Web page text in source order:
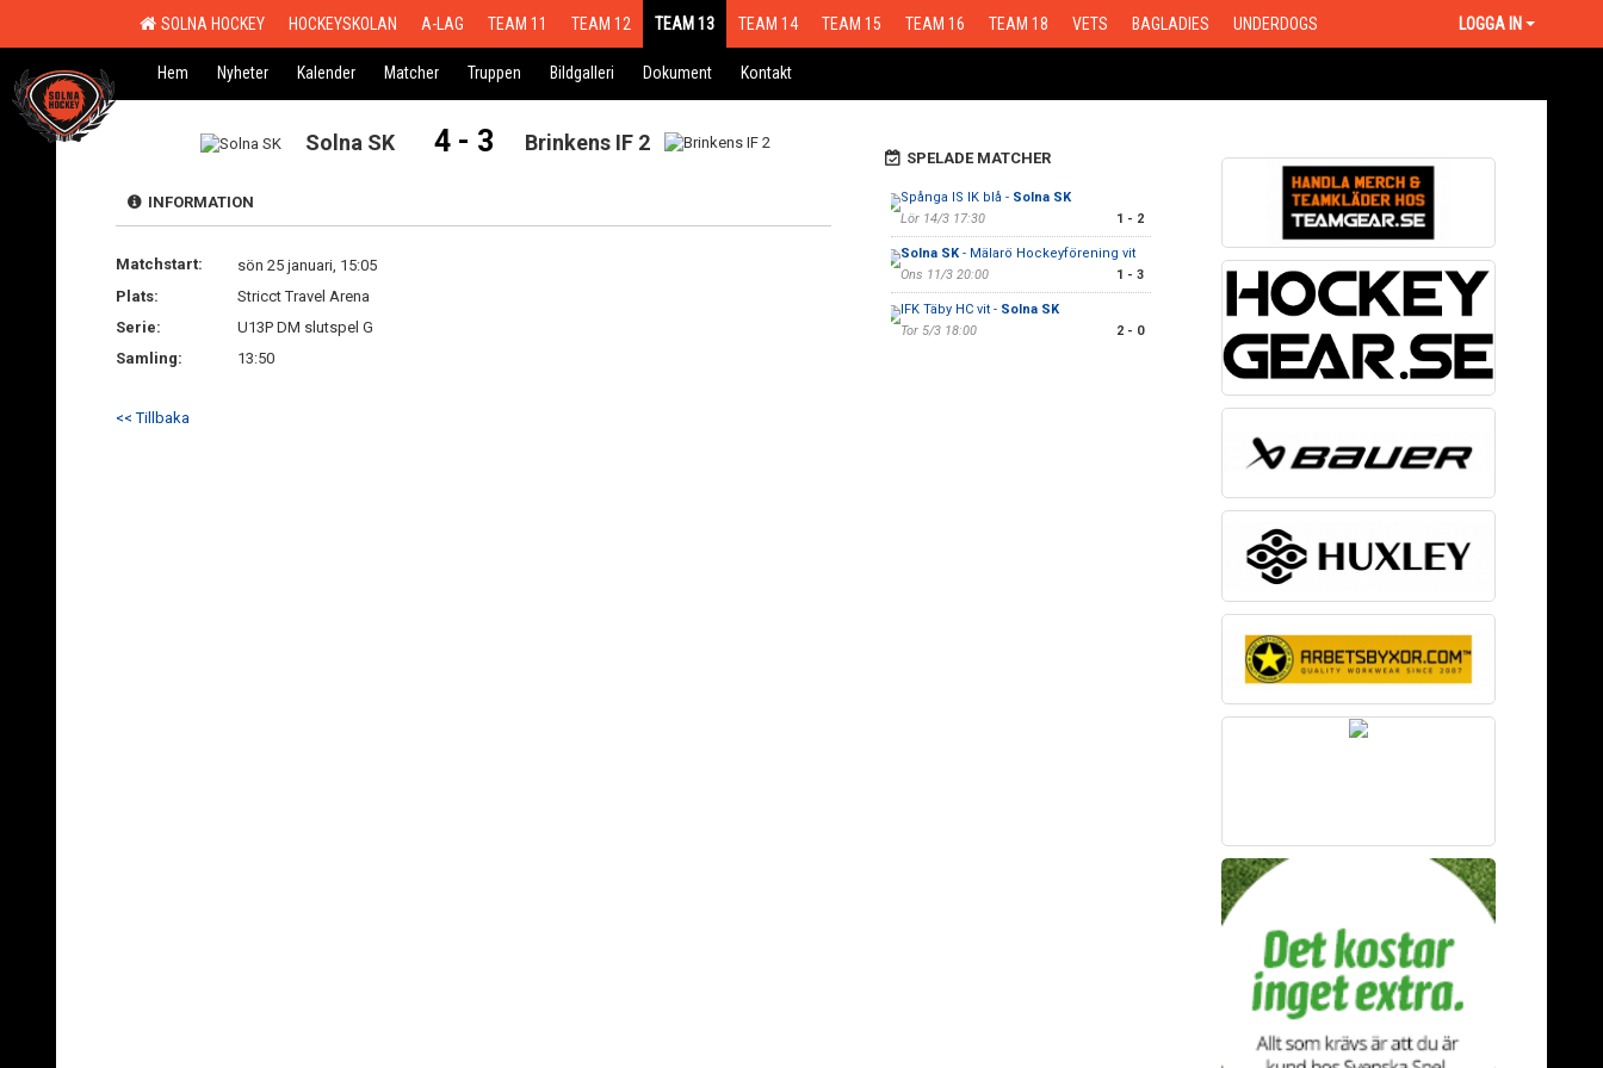
SOLNA HOCKEY HOCKEYSKOLAN A-LAG TEAM 11 TEAM 12 TEAM 13 TEAM 14 TEAM 15 TEAM 16 TEAM 18 VETS BAGLADIES UNDERDOGS LOGGA IN
Hem Nyheter Kalender Matcher Truppen Bildgalleri Dokument Kontakt
Solna SK 4 - 3 Brinkens IF 2
INFORMATION
Matchstart:
sön 25 januari, 15:05
Plats:
Stricct Travel Arena
Serie:
U13P DM slutspel G
Samling:
13:50
<< Tillbaka
SPELADE MATCHER
Spånga IS IK blå - Solna SK
Lör 14/3 17:30
1 - 2
Solna SK- Mälarö Hockeyförening vit
Ons 11/3 20:00
1 - 3
IFK Täby HC vit - Solna SK
Tor 5/3 18:00
2 - 0